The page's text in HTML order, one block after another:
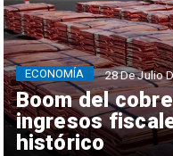
Boom del
ingresos
histórico
ECONOMÍA 28 De Julio